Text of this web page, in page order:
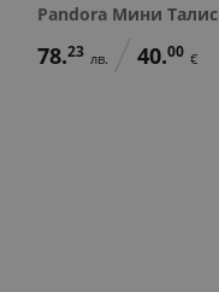
Pandora Мини
78.23 лв. 40.00 €